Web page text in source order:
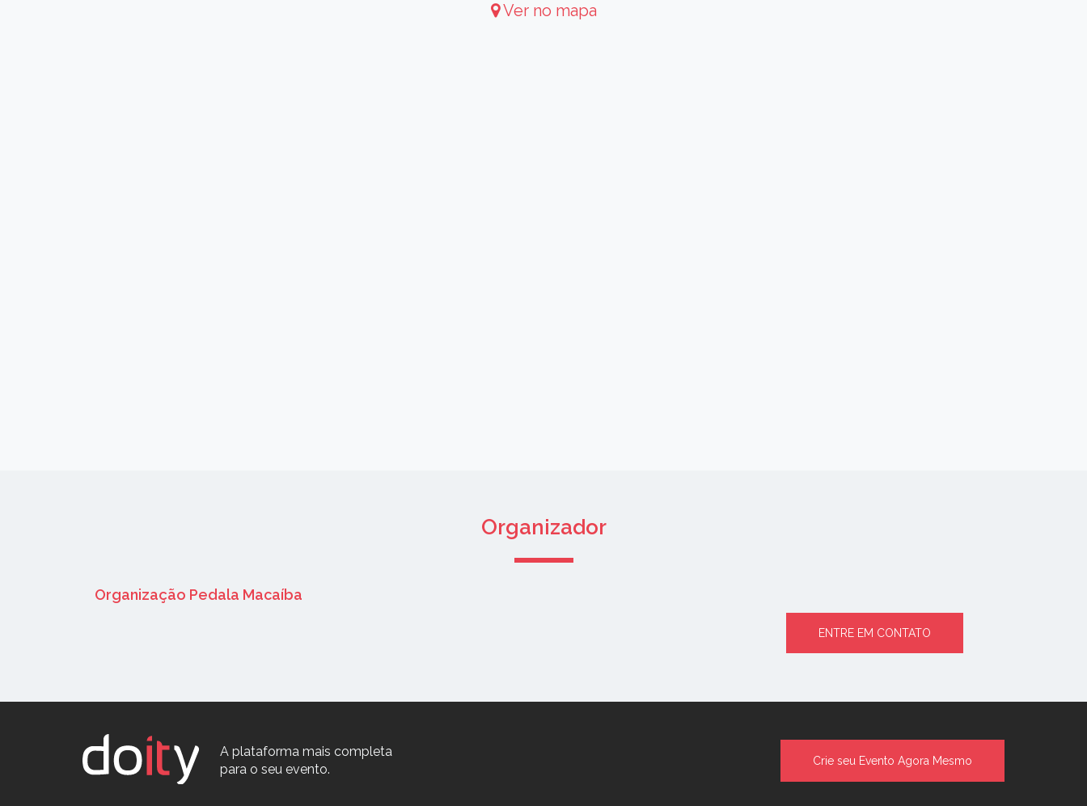
Ver no mapa
Organizador
Organização Pedala Macaíba
ENTRE EM CONTATO
A plataforma mais completa
para o seu evento.
Crie seu Evento Agora Mesmo